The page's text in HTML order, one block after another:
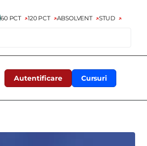
60 PCT 120 PCT ABSOLVENT STUD
Autentificare Cursuri